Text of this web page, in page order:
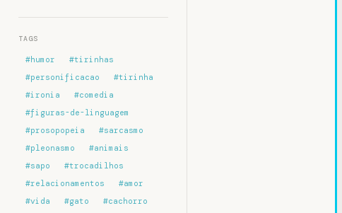
TAGS
#humor
#tirinhas
#personificacao
#tirinha
#ironia
#comedia
#figuras-de-linguagem
#prosopopeia
#sarcasmo
#pleonasmo
#animais
#sapo
#trocadilhos
#relacionamentos
#amor
#vida
#gato
#cachorro